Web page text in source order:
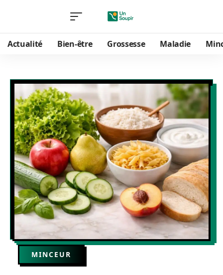
Actualité Bien-être Grossesse Maladie
MINCEUR